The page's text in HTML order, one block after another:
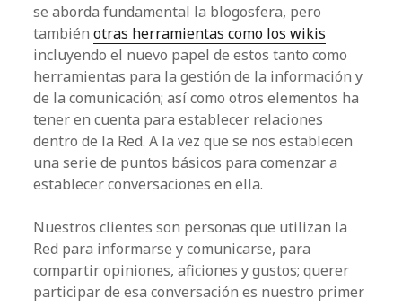
se aborda fundamental la blogosfera, pero
tambiénotras herramientas como loswikis
incluyendo el nuevo papel de estos tanto como
herramientas para la gestión de la información y
de la comunicación; así como otros elementos ha
tener en cuenta para establecer relaciones
dentro de la Red. A la vez que se nos establecen
una serie de puntos básicos para comenzar a
establecer conversaciones en ella.
Nuestros clientes son personas que utilizan la
Red para informarse y comunicarse, para
compartir opiniones, aficiones y gustos; querer
participar de esa conversación es nuestro primer